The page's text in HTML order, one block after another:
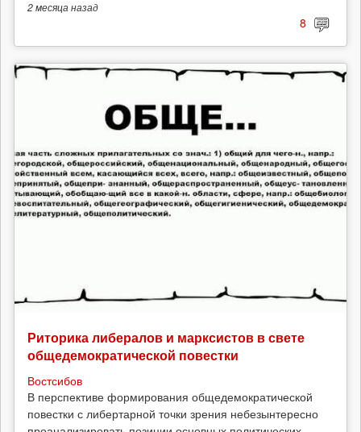
2 месяцаназад
8
Риторика либералов и марксистов в свете
общедемократической повестки
Востсибов
В перспективе формирования общедемократической
повестки с либертарной точки зрения небезынтересно